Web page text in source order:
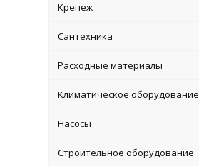
Крепеж
Сантехника
Расходные материалы
Климатическое оборудование
Насосы
Строительное оборудование